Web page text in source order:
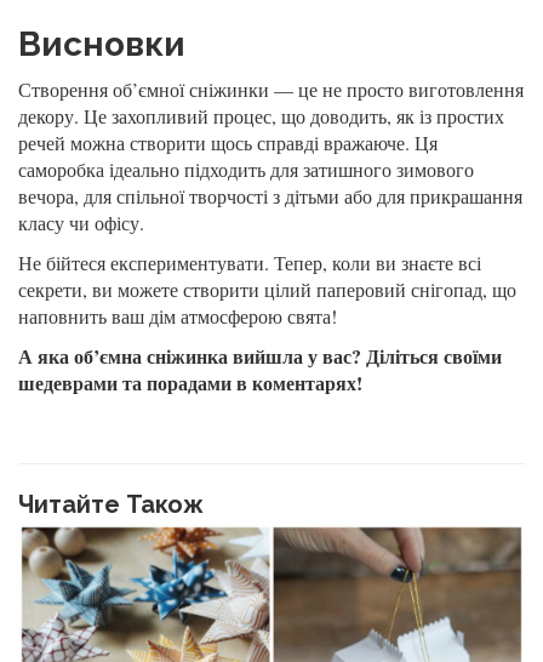
Висновки
Створення об’ємної сніжинки — це не просто виготовлення
декору. Це захопливий процес, що доводить, як із простих
речей можна створити щось справді вражаюче. Ця
саморобка ідеально підходить для затишного зимового
вечора, для спільної творчості з дітьми або для прикрашання
класу чи офісу.
Не бійтеся експериментувати. Тепер, коли ви знаєте всі
секрети, ви можете створити цілий паперовий снігопад, що
наповнить ваш дім атмосферою свята!
А яка об’ємна сніжинка вийшла у вас? Діліться своїми
шедеврами та порадами в коментарях!
Читайте Також